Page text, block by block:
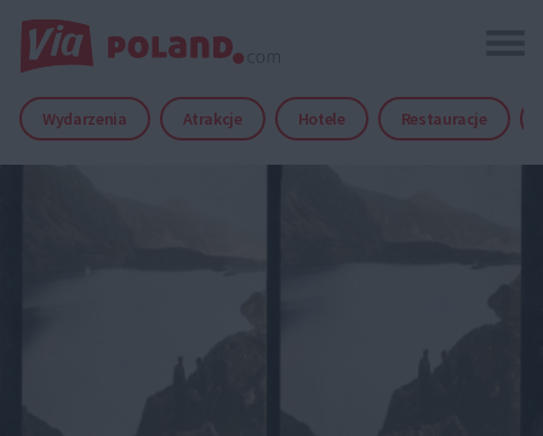
Wydarzenia Atrakcje Hotele Restauracje